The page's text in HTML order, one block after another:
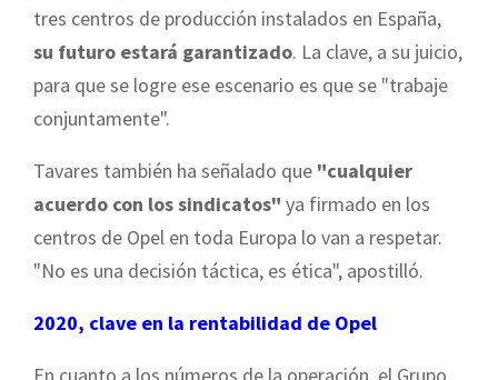
tres centros de producción instalados en España,
su futuro estará garantizado. La clave, a su juicio,
para que se logre ese escenario es que se "trabaje
conjuntamente".
Tavares también ha señalado que "cualquier
acuerdo con los sindicatos" ya firmado en los
centros de Opel en toda Europa lo van a respetar.
"No es una decisión táctica, es ética", apostilló.
2020, clave en la rentabilidad de Opel